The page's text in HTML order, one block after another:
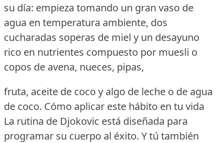
su día: empieza tomando un gran vaso de
agua en temperatura ambiente, dos
cucharadas soperas de miel y un desayuno
rico en nutrientes compuesto por muesli o
copos de avena, nueces, pipas,
fruta, aceite de coco y algo de leche o de agua
de coco. Cómo aplicar este hábito en tu vida
La rutina de Djokovic está diseñada para
programar su cuerpo al éxito. Y tú también